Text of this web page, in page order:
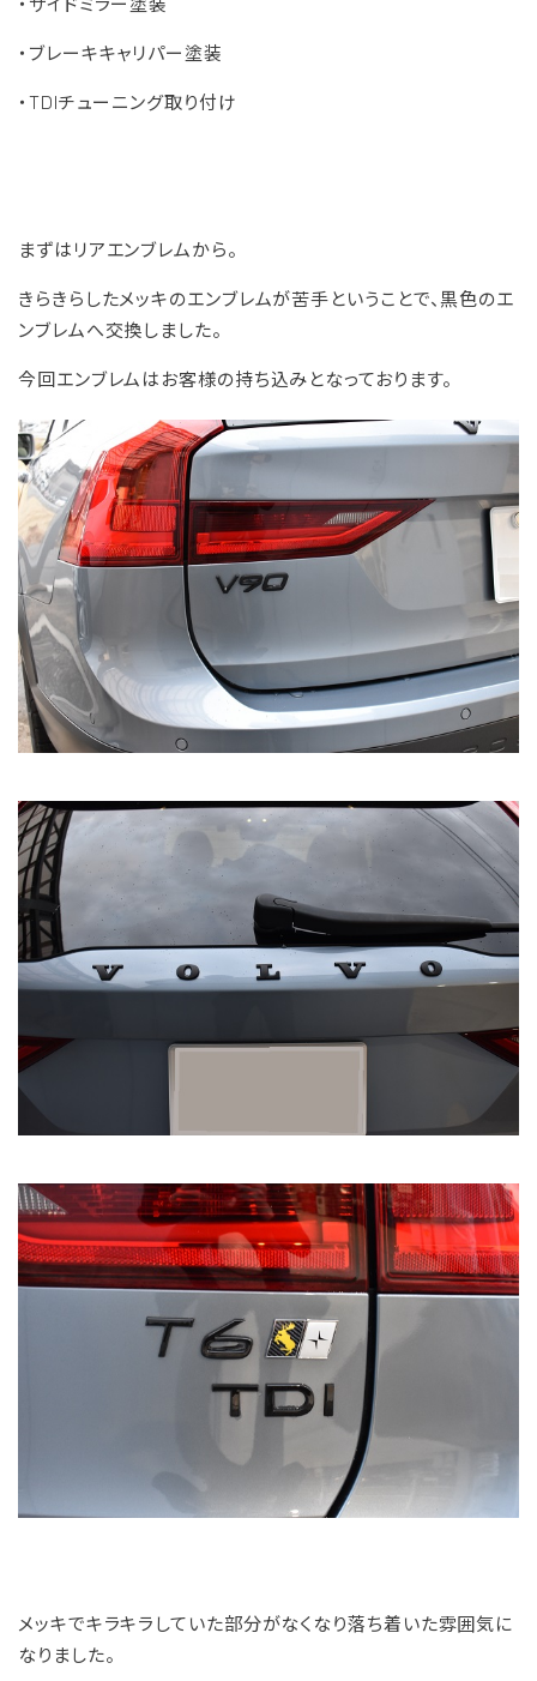
・サイドミラー塗装
・ブレーキキャリパー塗装
・TDIチューニング取り付け
まずはリアエンブレムから。
きらきらしたメッキのエンブレムが苦手ということで、黒色のエ
ンブレムへ交換しました。
今回エンブレムはお客様の持ち込みとなっております。
メッキでキラキラしていた部分がなくなり落ち着いた雰囲気に
なりました。